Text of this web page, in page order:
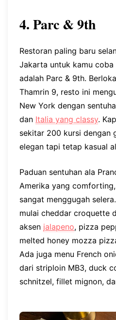
4. Parc & 9th
Restoran paling baru
Jakarta untuk kamu
adalah Parc & 9th.
Thamrin 9, resto ini
New York dengan
dan Italia yang classy.
sekitar 200 kursi dengan
elegan tapi tetap kasual
Paduan sentuhan ala
Amerika yang
sangat menggugah
mulai cheddar croquette
aksen jalapeno, pizza
melted honey mozza
Ada juga menu French
dari striploin MB3, duck
schnitzel, fillet mignon,